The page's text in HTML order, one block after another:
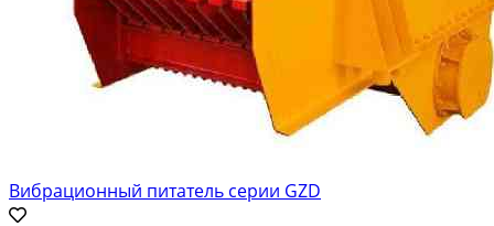
Вибрационный питатель серии GZD